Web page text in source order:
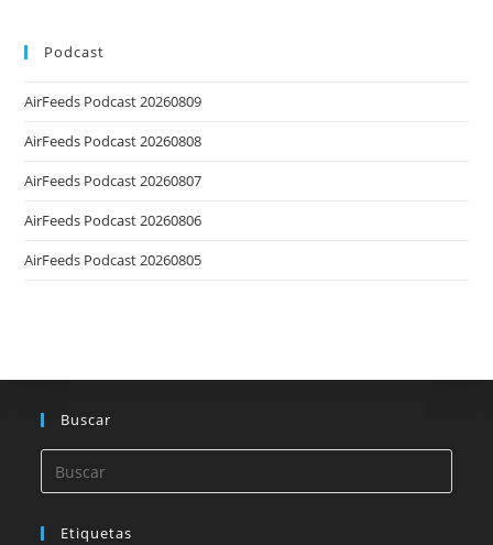
Podcast
AirFeeds Podcast 20260809
AirFeeds Podcast 20260808
AirFeeds Podcast 20260807
AirFeeds Podcast 20260806
AirFeeds Podcast 20260805
Buscar
Etiquetas